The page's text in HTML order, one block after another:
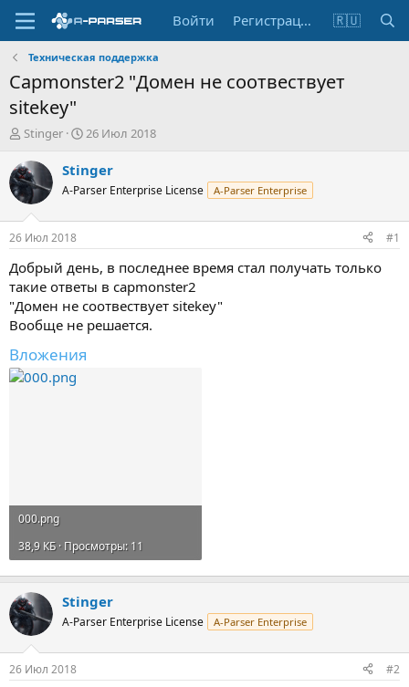
Войти Регистрация 🇷🇺
Техническая поддержка
Capmonster2 "Домен не соотвествует
sitekey"
А
т
о
р
т
е
м
ы
Stinger
Д
т
а
н
а
л
26 Июл 2018
Stinger
A-Parser Enterprise License A-Parser Enterprise
26 Июл 2018 #1
Добрый день, в последнее время стал получать только
такие ответы в capmonster2
"Домен не соотвествует sitekey"
Вообще не решается.
Вложения
000.png
38,9 КБ · Просмотры: 11
Stinger
A-Parser Enterprise License A-Parser Enterprise
26 Июл 2018 #2